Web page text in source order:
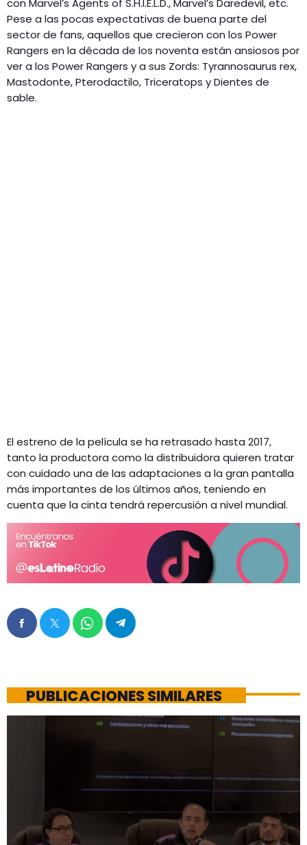
Pese a las pocas expectativas de buena parte del
sector de fans, aquellos que crecieron con los Power
Rangers en la década de los noventa están ansiosos por
ver a los Power Rangers y a sus Zords: Tyrannosaurus rex,
Mastodonte, Pterodactilo, Triceratops y Dientes de
sable.
El estreno de la película se ha retrasado hasta 2017,
tanto la productora como la distribuidora quieren tratar
con cuidado una de las adaptaciones a la gran pantalla
más importantes de los últimos años, teniendo en
cuenta que la cinta tendrá repercusión a nivel mundial.
PUBLICACIONES SIMILARES